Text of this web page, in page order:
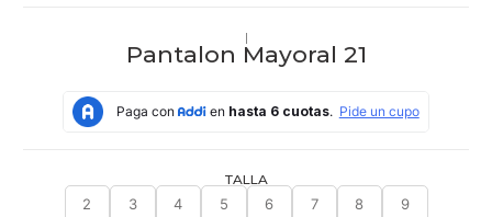
|
Pantalon Mayoral 21
TALLA
2
3 4 5 6 7 8 9